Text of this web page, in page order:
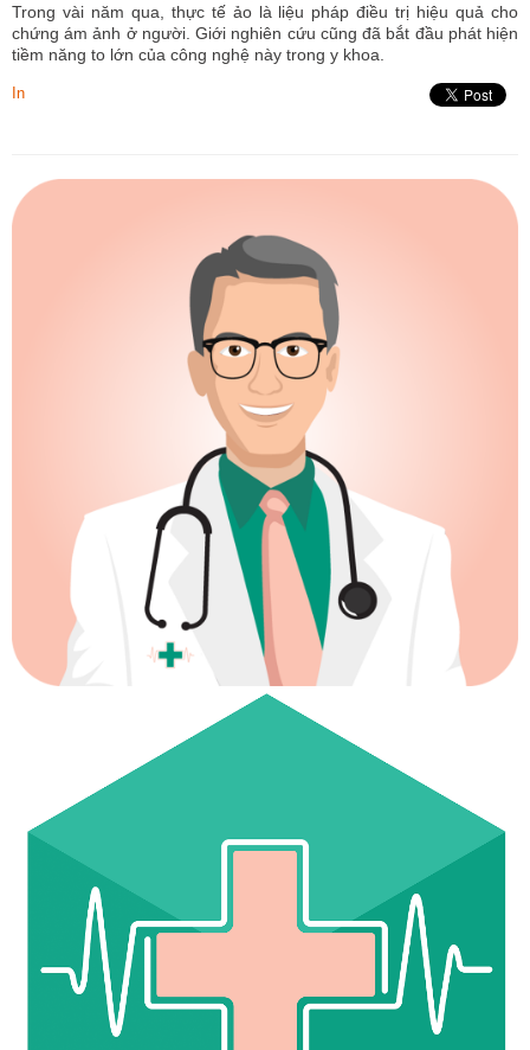
Trong vài năm qua, thực tế ảo là liệu pháp điều trị hiệu quả cho
chứng ám ảnh ở người. Giới nghiên cứu cũng đã bắt đầu phát hiện
tiềm năng to lớn của công nghệ này trong y khoa.
In